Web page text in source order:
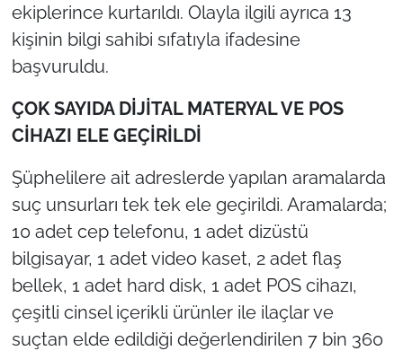
ekiplerince kurtarıldı. Olayla ilgili ayrıca 13
kişinin bilgi sahibi sıfatıyla ifadesine
başvuruldu.
ÇOK SAYIDA DİJİTAL MATERYAL VE POS
CİHAZI ELE GEÇİRİLDİ
Şüphelilere ait adreslerde yapılan aramalarda
suç unsurları tek tek ele geçirildi. Aramalarda;
10 adet cep telefonu, 1 adet dizüstü
bilgisayar, 1 adet video kaset, 2 adet flaş
bellek, 1 adet hard disk, 1 adet POS cihazı,
çeşitli cinsel içerikli ürünler ile ilaçlar ve
suçtan elde edildiği değerlendirilen 7 bin 360